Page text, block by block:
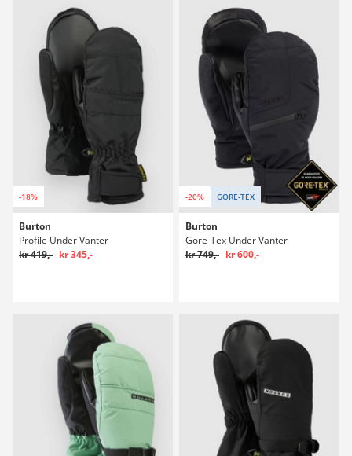
-18%
Burton
Profile Under Vanter
kr 419,- kr 345,-
-20% GORE-TEX
Burton
Gore-Tex Under Vanter
kr 749,- kr 600,-